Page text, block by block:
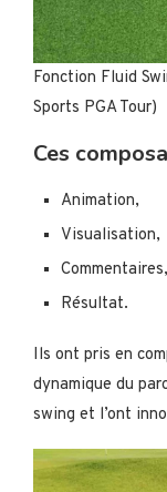
Fonction Fluid
Sports PGA Tour)
Ces
Animation,
Visualisation,
Résultat.
Ils ont pris en
dynamique du
swing et l’ont